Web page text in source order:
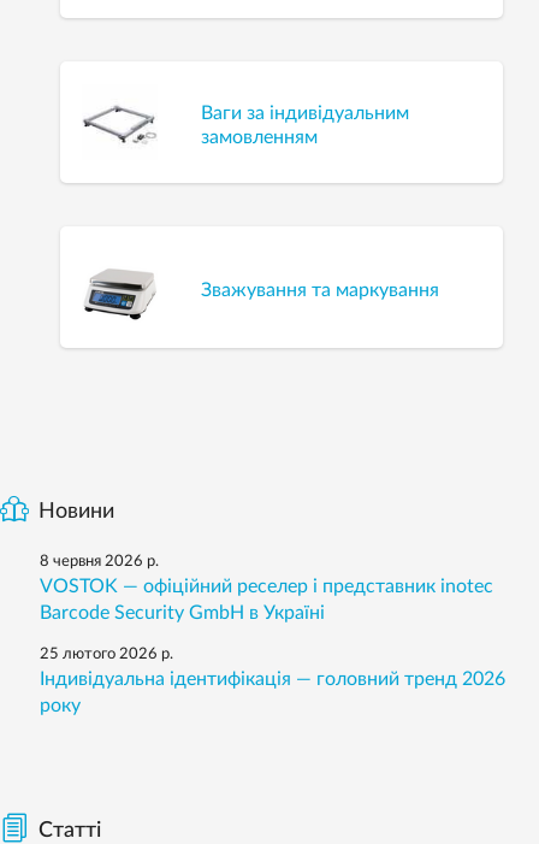
Ваги за індивідуальним
замовленням
Зважування та маркування
Новини
8 червня 2026 р.
VOSTOK — офіційний реселер і представник inotec
Barcode Security GmbH в Україні
25 лютого 2026 р.
Індивідуальна ідентифікація — головний тренд 2026
року
Статті